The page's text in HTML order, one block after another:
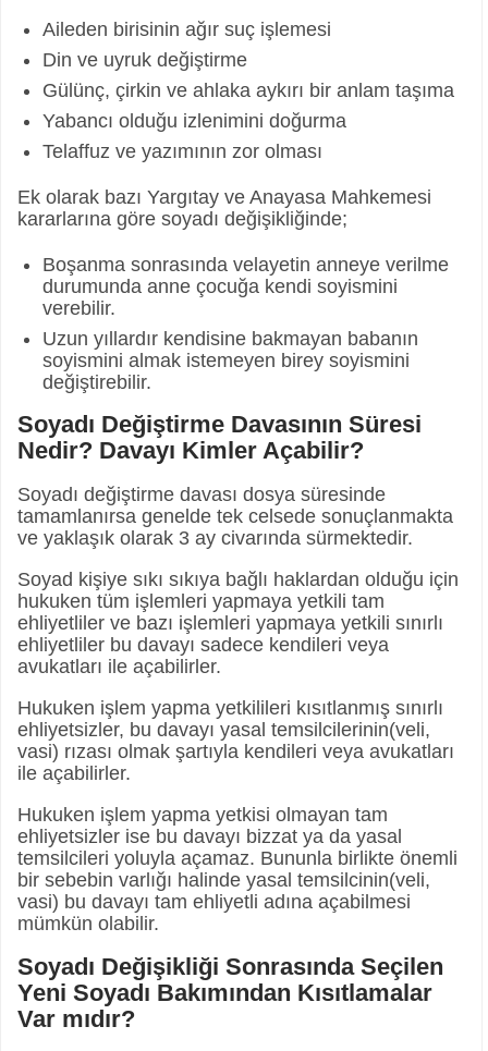
Aileden birisinin ağır suç işlemesi
Din ve uyruk değiştirme
Gülünç, çirkin ve ahlaka aykırı bir anlam taşıma
Yabancı olduğu izlenimini doğurma
Telaffuz ve yazımının zor olması
Ek olarak bazı Yargıtay ve Anayasa Mahkemesi
kararlarına göre soyadı değişikliğinde;
Boşanma sonrasında velayetin anneye verilme
durumunda anne çocuğa kendi soyismini
verebilir.
Uzun yıllardır kendisine bakmayan babanın
soyismini almak istemeyen birey soyismini
değiştirebilir.
Soyadı Değiştirme Davasının Süresi
Nedir? Davayı Kimler Açabilir?
Soyadı değiştirme davası dosya süresinde
tamamlanırsa genelde tek celsede sonuçlanmakta
ve yaklaşık olarak 3 ay civarında sürmektedir.
Soyad kişiye sıkı sıkıya bağlı haklardan olduğu için
hukuken tüm işlemleri yapmaya yetkili tam
ehliyetliler ve bazı işlemleri yapmaya yetkili sınırlı
ehliyetliler bu davayı sadece kendileri veya
avukatları ile açabilirler.
Hukuken işlem yapma yetkilileri kısıtlanmış sınırlı
ehliyetsizler, bu davayı yasal temsilcilerinin(veli,
vasi) rızası olmak şartıyla kendileri veya avukatları
ile açabilirler.
Hukuken işlem yapma yetkisi olmayan tam
ehliyetsizler ise bu davayı bizzat ya da yasal
temsilcileri yoluyla açamaz. Bununla birlikte önemli
bir sebebin varlığı halinde yasal temsilcinin(veli,
vasi) bu davayı tam ehliyetli adına açabilmesi
mümkün olabilir.
Soyadı Değişikliği Sonrasında Seçilen
Yeni Soyadı Bakımından Kısıtlamalar
Var mıdır?